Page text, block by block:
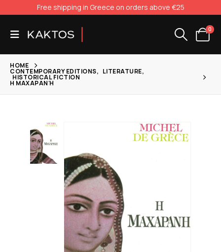
Free shipping in Greece on orders above €25
0
HOME
CONTEMPORARY EDITIONS, LITERATURE,
HISTORICAL FICTION
Η ΜΑΧΑΡΑΝΉ